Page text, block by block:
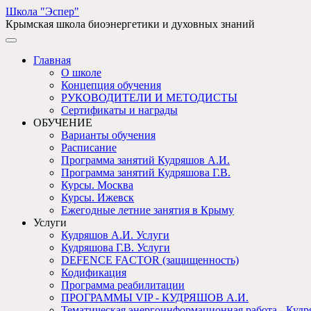
Школа "Эспер"
Крымская школа биоэнергетики и духовных знаний
Главная
О школе
Концепция обучения
РУКОВОДИТЕЛИ И МЕТОДИСТЫ
Сертификаты и награды
ОБУЧЕНИЕ
Варианты обучения
Расписание
Программа занятий Кудряшов А.И.
Программа занятий Кудряшова Г.В.
Курсы. Москва
Курсы. Ижевск
Ежегодные летние занятия в Крыму
Услуги
Кудряшов А.И. Услуги
Кудряшова Г.В. Услуги
DEFENCE FACTOR (защищенность)
Кодификация
Программа реабилитации
ПРОГРАММЫ VIP - КУДРЯШОВ А.И.